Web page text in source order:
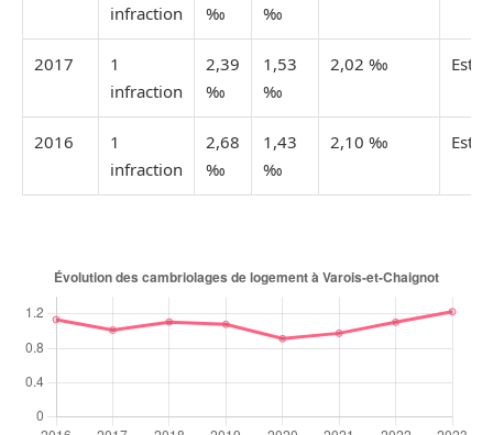
infraction
‰
‰
2017
1
infraction
2,39
‰
1,53
‰
2,02 ‰
2016
1
infraction
2,68
‰
1,43
‰
2,10 ‰